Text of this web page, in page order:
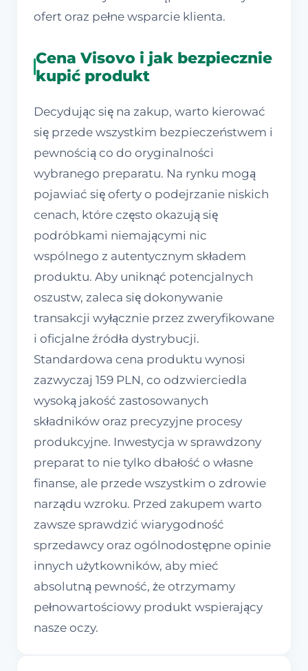
ofert oraz pełne wsparcie klienta.
Cena Visovo i jak bezpiecznie
kupić produkt
Decydując się na zakup, warto kierować
się przede wszystkim bezpieczeństwem i
pewnością co do oryginalności
wybranego preparatu. Na rynku mogą
pojawiać się oferty o podejrzanie niskich
cenach, które często okazują się
podróbkami niemającymi nic
wspólnego z autentycznym składem
produktu. Aby uniknąć potencjalnych
oszustw, zaleca się dokonywanie
transakcji wyłącznie przez zweryfikowane
i oficjalne źródła dystrybucji.
Standardowa cena produktu wynosi
zazwyczaj 159 PLN, co odzwierciedla
wysoką jakość zastosowanych
składników oraz precyzyjne procesy
produkcyjne. Inwestycja w sprawdzony
preparat to nie tylko dbałość o własne
finanse, ale przede wszystkim o zdrowie
narządu wzroku. Przed zakupem warto
zawsze sprawdzić wiarygodność
sprzedawcy oraz ogólnodostępne opinie
innych użytkowników, aby mieć
absolutną pewność, że otrzymamy
pełnowartościowy produkt wspierający
nasze oczy.